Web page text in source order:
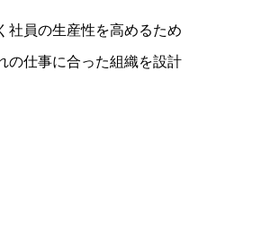
社員の生産性を高めるため
の仕事に合った組織を設計